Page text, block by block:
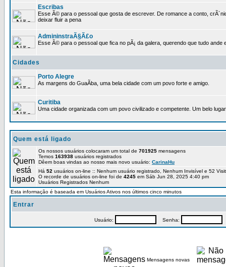
Escribas
Esse Ã© para o pessoal que gosta de escrever. De romance a conto,
deixar fluir a pena
AdmininstraÃ§Ã£o
Esse Ã© para o pessoal que fica no pÃ¡ da galera, querendo que tudo ande
Cidades
Porto Alegre
As margens do GuaÃ­ba, uma bela cidade com um povo forte e amigo.
Curitiba
Uma cidade organizada com um povo civilizado e competente. Um belo
Quem está ligado
Os nossos usuários colocaram um total de 701925 mensagens
Temos 163938 usuários registrados
Dêem boas vindas ao nosso mais novo usuário: CarinaHu
Há 52 usuários on-line :: Nenhum usuário registrado, Nenhum Invisível e 52
O recorde de usuários on-line foi de 4245 em Sáb Jun 28, 2025 4:40 pm
Usuários Registrados Nenhum
Esta informação é baseada em Usuários Ativos nos últimos cinco minutos
Entrar
Usuário: Senha:
Mensagens novas